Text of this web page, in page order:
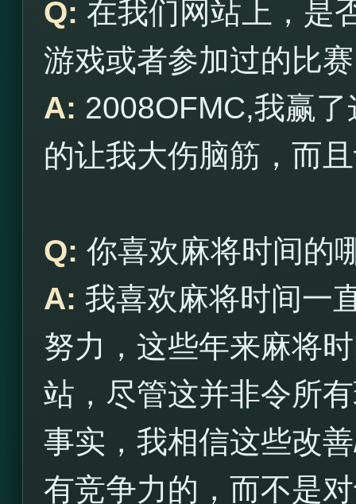
Q: 在我们网站上，是
游戏或者参加过的比
A: 2008OFMC,我赢
的让我大伤脑筋，而
Q: 你喜欢麻将时间的
A: 我喜欢麻将时间一
努力，这些年来麻将
站，尽管这并非令所
事实，我相信这些改
有竞争力的，而不是